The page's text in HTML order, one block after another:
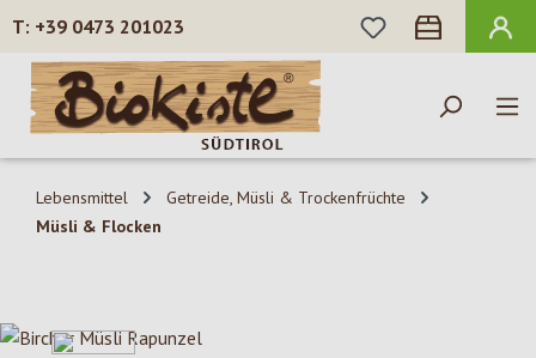
Zum Hauptinhalt springen
+39 0473 201023
DU HAST 0
Lebensmittel
Getreide, Müsli & Trockenfrüchte
Müsli & Flocken
Bildergalerie überspringen